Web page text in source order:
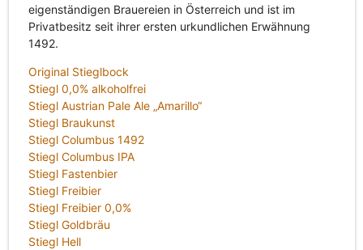
eigenständigen Brauereien in Österreich und ist im
Privatbesitz seit ihrer ersten urkundlichen Erwähnung
1492.
Original Stieglbock
Stiegl 0,0% alkoholfrei
Stiegl Austrian Pale Ale „Amarillo“
Stiegl Braukunst
Stiegl Columbus 1492
Stiegl Columbus IPA
Stiegl Fastenbier
Stiegl Freibier
Stiegl Freibier 0,0%
Stiegl Goldbräu
Stiegl Hell